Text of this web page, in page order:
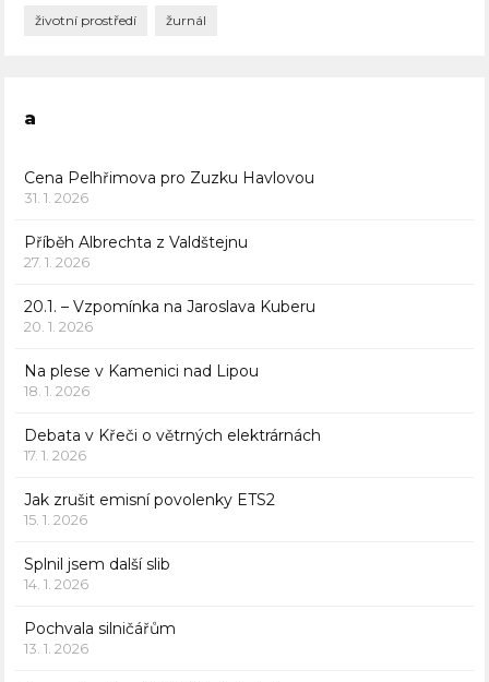
životní prostředí žurnál
a
Cena Pelhřimova pro Zuzku Havlovou
31. 1. 2026
Příběh Albrechta z Valdštejnu
27. 1. 2026
20.1. – Vzpomínka na Jaroslava Kuberu
20. 1. 2026
Na plese v Kamenici nad Lipou
18. 1. 2026
Debata v Křeči o větrných elektrárnách
17. 1. 2026
Jak zrušit emisní povolenky ETS2
15. 1. 2026
Splnil jsem další slib
14. 1. 2026
Pochvala silničářům
13. 1. 2026